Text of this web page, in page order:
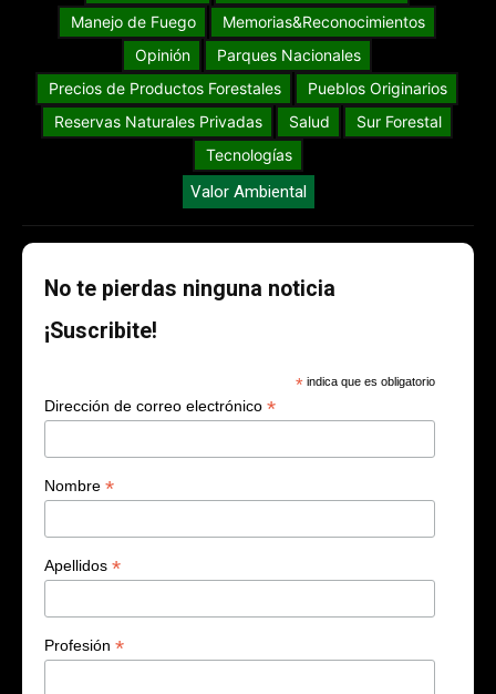
Manejo de Fuego
Memorias&Reconocimientos
Opinión
Parques Nacionales
Precios de Productos Forestales
Pueblos Originarios
Reservas Naturales Privadas
Salud
Sur Forestal
Tecnologías
Valor Ambiental
No te pierdas ninguna noticia
¡Suscribite!
* indica que es obligatorio
Dirección de correo electrónico *
Nombre *
Apellidos *
Profesión *